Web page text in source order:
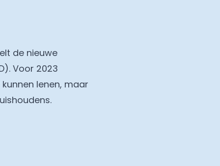
de nieuwe
Voor 2023
lenen, maar